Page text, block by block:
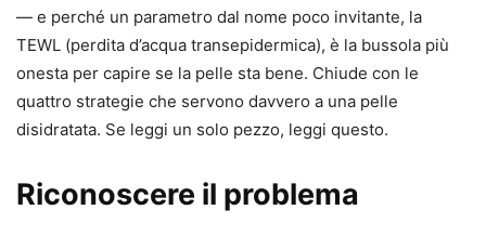
— e perché un parametro dal nome poco invitante, la
TEWL (perdita d’acqua transepidermica), è la bussola più
onesta per capire se la pelle sta bene. Chiude con le
quattro strategie che servono davvero a una pelle
disidratata. Se leggi un solo pezzo, leggi questo.
Riconoscere il problema